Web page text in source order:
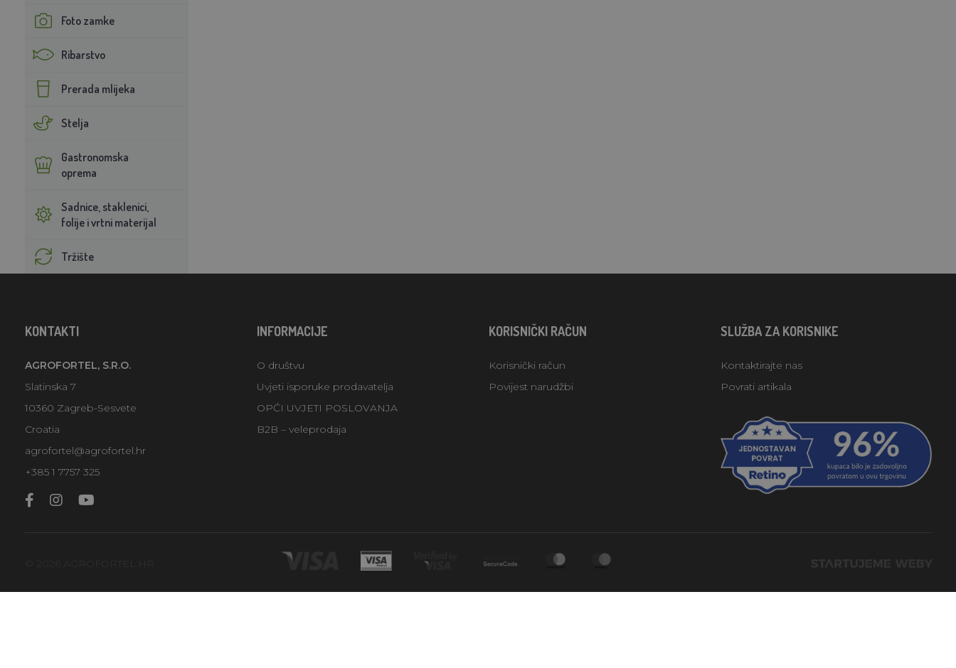
Foto zamke
Ribarstvo
Prerada mlijeka
Stelja
Gastronomska
oprema
Sadnice, staklenici,
folije i vrtni materijal
Tržište
KONTAKTI
AGROFORTEL, S.R.O.
Slatinska 7
10360 Zagreb-Sesvete
Croatia
agrofortel@agrofortel.hr
+385 1 7757 325
INFORMACIJE
O društvu
Uvjeti isporuke prodavatelja
OPĆI UVJETI POSLOVANJA
B2B – veleprodaja
KORISNIČKI RAČUN
Korisnički račun
Povijest narudžbi
SLUŽBA ZA KORISNIKE
Kontaktirajte nas
Povrati artikala